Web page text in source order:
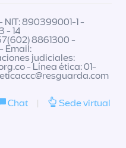
890399001-1 -
- 14
8861300 -
Email:
judiciales:
- Línea ética: 01-
Chat | Sede virtual